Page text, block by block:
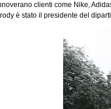
clienti come Nike,
è stato il presidente del